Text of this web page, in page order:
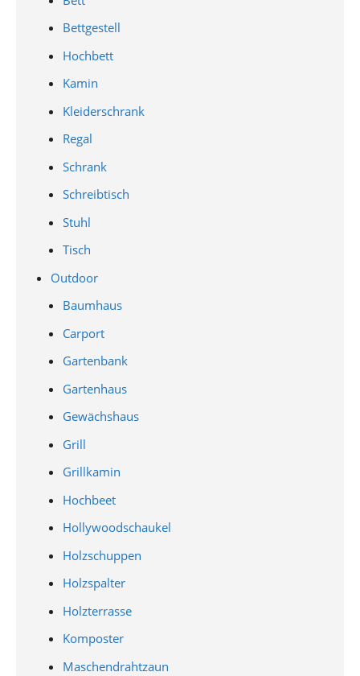
Bettgestell
Hochbett
Kamin
Kleiderschrank
Regal
Schrank
Schreibtisch
Stuhl
Tisch
Outdoor
Baumhaus
Carport
Gartenbank
Gartenhaus
Gewächshaus
Grill
Grillkamin
Hochbeet
Hollywoodschaukel
Holzschuppen
Holzspalter
Holzterrasse
Komposter
Maschendrahtzaun